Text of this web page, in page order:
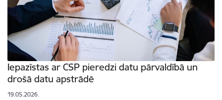
Iepazīstas ar CSP pieredzi datu pārvaldībā un
drošā datu apstrādē
19.05.2026.